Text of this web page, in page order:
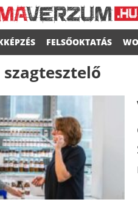
FELSŐOKTATÁS
szagtesztelő